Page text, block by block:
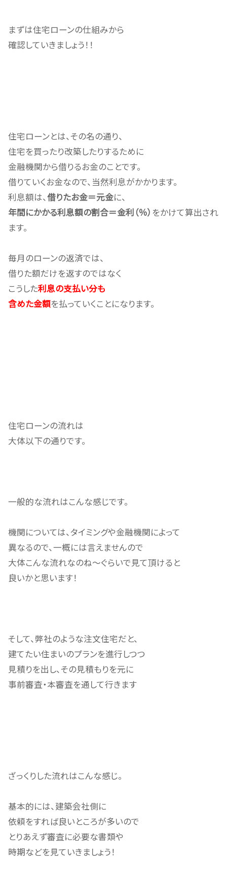
まずは住宅ローンの仕組みから
確認していきましょう！！
住宅ローンとは、その名の通り、
住宅を買ったり改築したりするために
金融機関から借りるお金のことです。
借りていくお金なので、当然利息がかかります。
利息額は、借りたお金＝元金に、
年間にかかる利息額の割合＝金利（％） をかけて算出され
ます。
毎月のローンの返済では、
借りた額だけを返すのではなく
こうした利息の支払い分も
含めた金額を払っていくことになります。
住宅ローンの流れは
大体以下の通りです。
一般的な流れはこんな感じです。
機関については、タイミングや金融機関によって
異なるので、一概には言えませんので
大体こんな流れなのね～ぐらいで見て頂けると
良いかと思います！
そして、弊社のような注文住宅だと、
建てたい住まいのプランを進行しつつ
見積りを出し、その見積もりを元に
事前審査・本審査を通して行きます
ざっくりした流れはこんな感じ。
基本的には、建築会社側に
依頼をすれば良いところが多いので
とりあえず審査に必要な書類や
時期などを見ていきましょう！